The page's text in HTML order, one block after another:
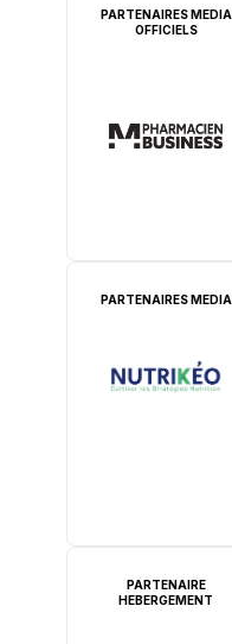
PARTENAIRES MEDIA
OFFICIELS
PARTENAIRES MEDIA
PARTENAIRE
HEBERGEMENT